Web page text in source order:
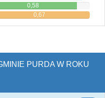
0,58
0,67
PURDA W ROKU